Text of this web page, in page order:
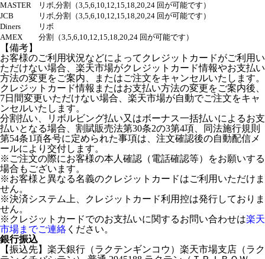
MASTER
リボ,分割（3,5,6,10,12,15,18,20,24 回が可能です）
JCB
リボ,分割（3,5,6,10,12,15,18,20,24 回が可能です）
Diners
リボ
AMEX
分割（3,5,6,10,12,15,18,20,24 回が可能です）
【備考】
お客様のご利用状況などによってクレジットカードがご利用い
ただけない場合、楽天市場がクレジットカード情報やお支払い
方法の変更をご案内、またはご注文をキャンセルいたします。
クレジットカード情報またはお支払い方法の変更をご案内後、
7日間変更いただけない場合、楽天市場が自動でご注文をキャ
ンセルいたします。
分割払い、リボルビング払い又はボーナス一括払いによるお支
払いとなる場合、割賦販売法第30条2の3第4項、同法施行規則
第54条1項各号に定められた事項は、注文確認後の自動配信メ
ールにより交付します。
※ご注文の際にお客様の本人確認（電話確認等）をお願いする
場合もございます。
※お客様と異なる名義のクレジットカードはご利用いただけま
せん。
※決済システム上、クレジットカード利用控は発行しておりま
せん。
※クレジットカードでのお支払いに関するお問い合わせは楽天
市場までご連絡 ください。
銀行振込
【振込先】楽天銀行（ラクテンギンコウ）楽天市場支店（ラク